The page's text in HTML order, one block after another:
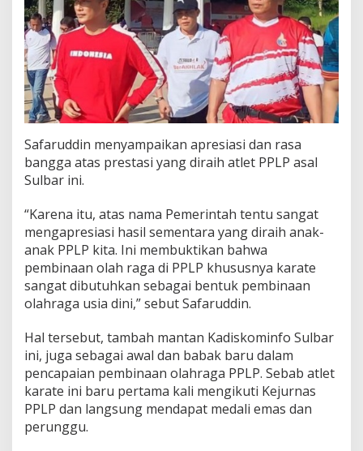
Safaruddin menyampaikan apresiasi dan rasa
bangga atas prestasi yang diraih atlet PPLP asal
Sulbar ini.
“Karena itu, atas nama Pemerintah tentu sangat
mengapresiasi hasil sementara yang diraih anak-
anak PPLP kita. Ini membuktikan bahwa
pembinaan olah raga di PPLP khususnya karate
sangat dibutuhkan sebagai bentuk pembinaan
olahraga usia dini,” sebut Safaruddin.
Hal tersebut, tambah mantan Kadiskominfo Sulbar
ini, juga sebagai awal dan babak baru dalam
pencapaian pembinaan olahraga PPLP. Sebab atlet
karate ini baru pertama kali mengikuti Kejurnas
PPLP dan langsung mendapat medali emas dan
perunggu.